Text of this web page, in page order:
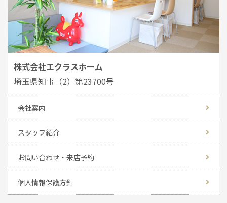
株式会社エクラスホーム
埼玉県知事（2）第23700号
会社案内
スタッフ紹介
お問い合わせ・来店予約
個人情報保護方針